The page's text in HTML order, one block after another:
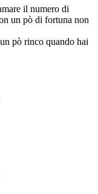
il numero di
un pò di fortuna non
pò rinco quando hai